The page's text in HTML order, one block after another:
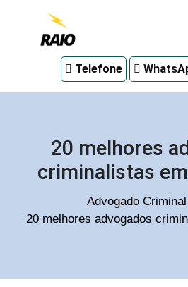
em
Telefone
20 melhores
criminalistas
Advogado Criminal
20 melhores advogados